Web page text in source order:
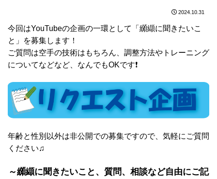
2024.10.31
今回はYouTubeの企画の一環として「纐纈に聞きたいこ
と」を募集します！
ご質問は空手の技術はもちろん、調整方法やトレーニング
についてなどなど、なんでもOKです❗️
年齢と性別以外は非公開での募集ですので、気軽にご質問
ください♫
～纐纈に聞きたいこと、質問、相談など自由にご記